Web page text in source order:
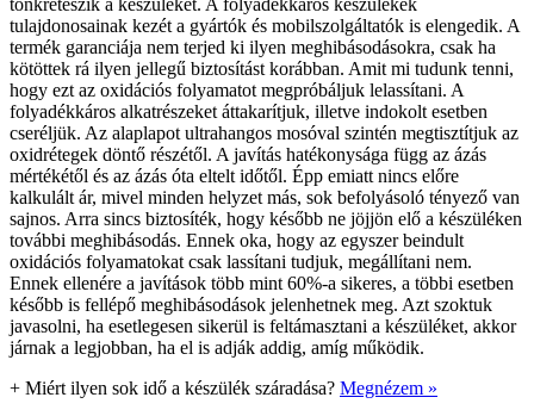
tulajdonosainak kezét a gyártók és mobilszolgáltatók is elengedik. A
termék garanciája nem terjed ki ilyen meghibásodásokra, csak ha
kötöttek rá ilyen jellegű biztosítást korábban. Amit mi tudunk tenni,
hogy ezt az oxidációs folyamatot megpróbáljuk lelassítani. A
folyadékkáros alkatrészeket áttakarítjuk, illetve indokolt esetben
cseréljük. Az alaplapot ultrahangos mosóval szintén megtisztítjuk az
oxidrétegek döntő részétől. A javítás hatékonysága függ az ázás
mértékétől és az ázás óta eltelt időtől. Épp emiatt nincs előre
kalkulált ár, mivel minden helyzet más, sok befolyásoló tényező van
sajnos. Arra sincs biztosíték, hogy később ne jöjjön elő a készüléken
további meghibásodás. Ennek oka, hogy az egyszer beindult
oxidációs folyamatokat csak lassítani tudjuk, megállítani nem.
Ennek ellenére a javítások több mint 60%-a sikeres, a többi esetben
később is fellépő meghibásodások jelenhetnek meg. Azt szoktuk
javasolni, ha esetlegesen sikerül is feltámasztani a készüléket, akkor
járnak a legjobban, ha el is adják addig, amíg működik.
+ Miért ilyen sok idő a készülék száradása? Megnézem »